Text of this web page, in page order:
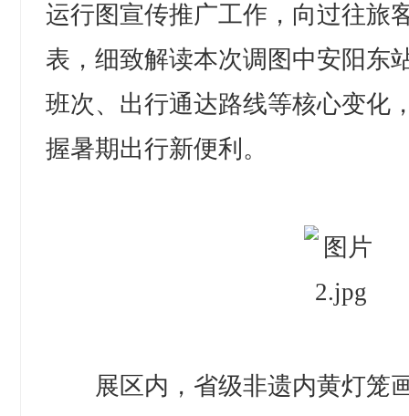
运行图宣传推广工作，向过往旅
表，细致解读本次调图中安阳东
班次、出行通达路线等核心变化
握暑期出行新便利。
展区内，省级非遗内黄灯笼